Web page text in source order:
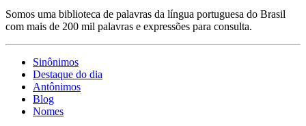
Somos uma biblioteca de palavras da língua portuguesa do Brasil
com mais de 200 mil palavras e expressões para consulta.
Sinônimos
Destaque do dia
Antônimos
Blog
Nomes